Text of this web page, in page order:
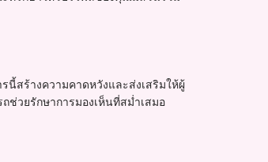
นี้สร้างความคาดหวังและส่งเสริมให้ผู้
วยรักษาการมองเห็นที่สม่ำเสมอ